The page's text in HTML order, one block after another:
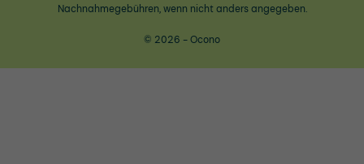
Nachnahmegebühren, wenn nicht anders angegeben.
© 2026 - Ocono